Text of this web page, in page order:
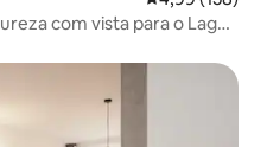
com vista para o Lago
hóspedes